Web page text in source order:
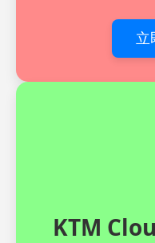
立
KTM